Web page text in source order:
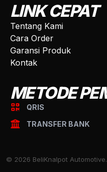
LINK CEPAT
Tentang Kami
Cara Order
Garansi Produk
Kontak
METODE
QRIS
TRANSFER BANK
© 2026 BeliKnalpot Automotive.